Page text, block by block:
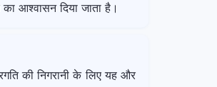
आश्वासन दिया जाता है।
की निगरानी के लिए यह और